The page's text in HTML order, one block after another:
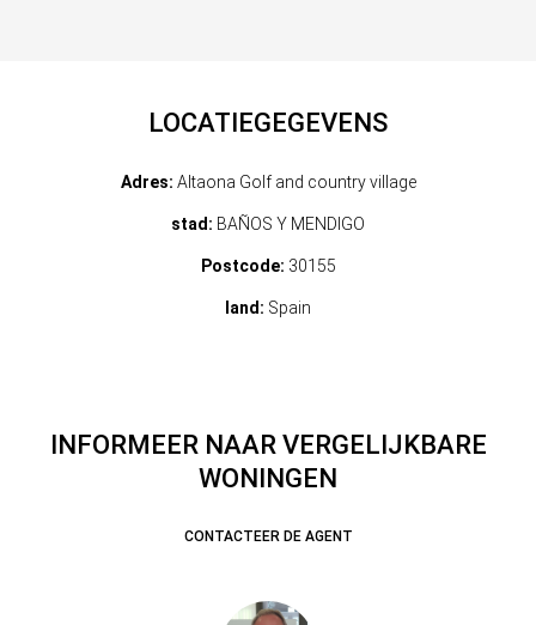
LOCATIEGEGEVENS
Adres: Altaona Golf and country village
stad: BAÑOS Y MENDIGO
Postcode: 30155
land: Spain
INFORMEER NAAR VERGELIJKBARE
WONINGEN
CONTACTEER DE AGENT